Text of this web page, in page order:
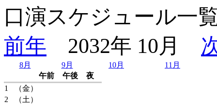
口演スケジュール一
前年 2032年 10月
8月 9月 10月
11月
午前
午後
夜
1
（金）
2
（土）